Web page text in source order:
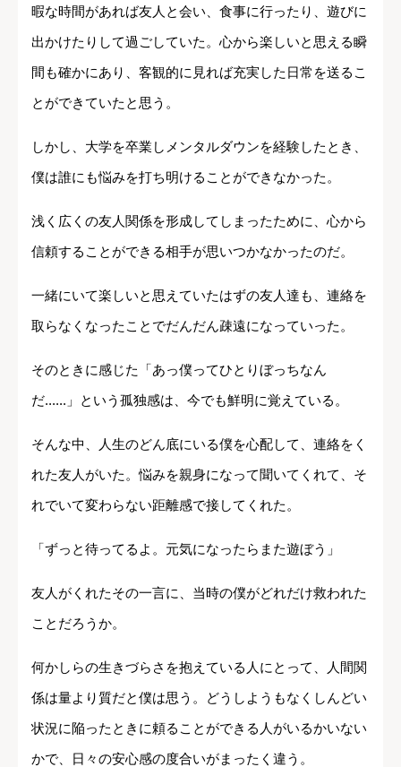
暇な時間があれば友人と会い、食事に行ったり、遊びに
出かけたりして過ごしていた。心から楽しいと思える瞬
間も確かにあり、客観的に見れば充実した日常を送るこ
とができていたと思う。
しかし、大学を卒業しメンタルダウンを経験したとき、
僕は誰にも悩みを打ち明けることができなかった。
浅く広くの友人関係を形成してしまったために、心から
信頼することができる相手が思いつかなかったのだ。
一緒にいて楽しいと思えていたはずの友人達も、連絡を
取らなくなったことでだんだん疎遠になっていった。
そのときに感じた「あっ僕ってひとりぼっちなん
だ......」という孤独感は、今でも鮮明に覚えている。
そんな中、人生のどん底にいる僕を心配して、連絡をく
れた友人がいた。悩みを親身になって聞いてくれて、そ
れでいて変わらない距離感で接してくれた。
「ずっと待ってるよ。元気になったらまた遊ぼう」
友人がくれたその一言に、当時の僕がどれだけ救われた
ことだろうか。
何かしらの生きづらさを抱えている人にとって、人間関
係は量より質だと僕は思う。どうしようもなくしんどい
状況に陥ったときに頼ることができる人がいるかいない
かで、日々の安心感の度合いがまったく違う。